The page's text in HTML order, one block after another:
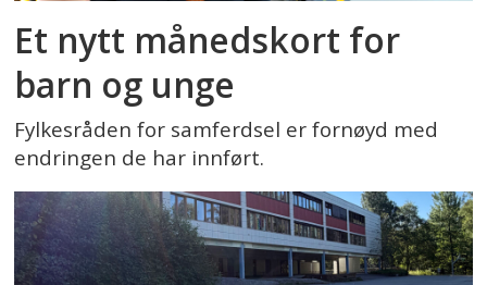
Et nytt månedskort for
barn og unge
Fylkesråden for samferdsel er fornøyd med
endringen de har innført.